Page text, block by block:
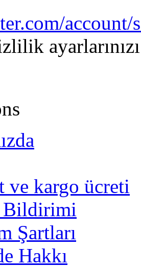
account/
ayarlarınızı
ve kargo ücreti
Şartları
Hakkı